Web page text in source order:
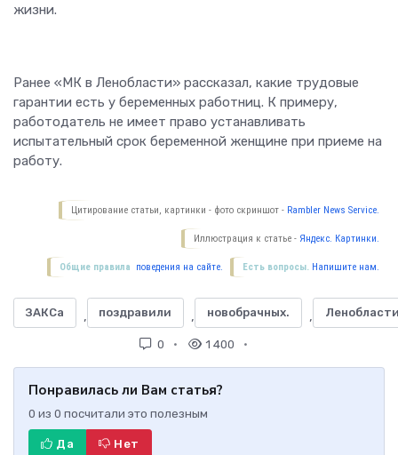
жизни.
Ранее «МК в Ленобласти» рассказал, какие трудовые
гарантии есть у беременных работниц. К примеру,
работодатель не имеет право устанавливать
испытательный срок беременной женщине при приеме на
работу.
Цитирование статьи, картинки - фото скриншот - Rambler News Service.
Иллюстрация к статье - Яндекс. Картинки.
Есть вопросы. Напишите нам.
Общие правила поведения на сайте.
ЗАКСа , поздравили , новобрачных. ,
0 1 400
Понравилась ли Вам статья?
0 из 0 посчитали это полезным
Да Нет